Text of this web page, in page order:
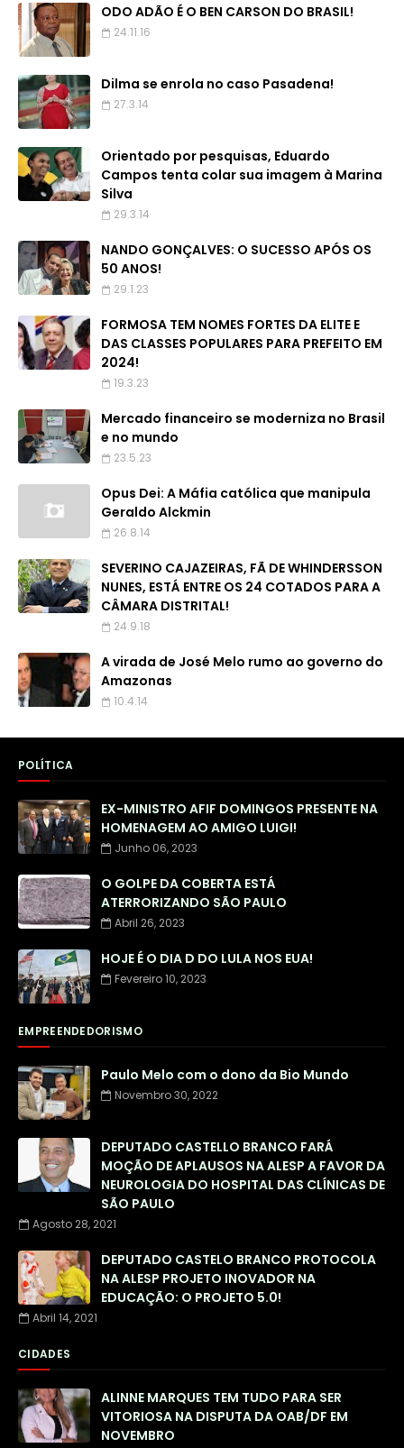
ODO ADÃO É O BEN CARSON DO BRASIL!
24.11.16
Dilma se enrola no caso Pasadena!
27.3.14
Orientado por pesquisas, Eduardo
Campos tenta colar sua imagem à Marina
Silva
29.3.14
NANDO GONÇALVES: O SUCESSO APÓS OS
50 ANOS!
29.1.23
FORMOSA TEM NOMES FORTES DA ELITE E
DAS CLASSES POPULARES PARA PREFEITO EM
2024!
19.3.23
Mercado financeiro se moderniza no Brasil
e no mundo
23.5.23
Opus Dei: A Máfia católica que manipula
Geraldo Alckmin
26.8.14
SEVERINO CAJAZEIRAS, FÃ DE WHINDERSSON
NUNES, ESTÁ ENTRE OS 24 COTADOS PARA A
CÂMARA DISTRITAL!
24.9.18
A virada de José Melo rumo ao governo do
Amazonas
10.4.14
POLÍTICA
EX-MINISTRO AFIF DOMINGOS PRESENTE NA
HOMENAGEM AO AMIGO LUIGI!
Junho 06, 2023
O GOLPE DA COBERTA ESTÁ
ATERRORIZANDO SÃO PAULO
Abril 26, 2023
HOJE É O DIA D DO LULA NOS EUA!
Fevereiro 10, 2023
EMPREENDEDORISMO
Paulo Melo com o dono da Bio Mundo
Novembro 30, 2022
DEPUTADO CASTELLO BRANCO FARÁ
MOÇÃO DE APLAUSOS NA ALESP A FAVOR DA
NEUROLOGIA DO HOSPITAL DAS CLÍNICAS DE
SÃO PAULO
Agosto 28, 2021
DEPUTADO CASTELO BRANCO PROTOCOLA
NA ALESP PROJETO INOVADOR NA
EDUCAÇÃO: O PROJETO 5.0!
Abril 14, 2021
CIDADES
ALINNE MARQUES TEM TUDO PARA SER
VITORIOSA NA DISPUTA DA OAB/DF EM
NOVEMBRO